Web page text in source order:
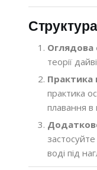
Оглядова
теорії
Практика
практика
плавання
воді під